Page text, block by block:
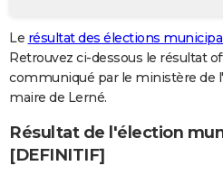
GUIDES D'ACHAT
BONS PLANS
CARTE DE VOEUX
Carte de Noël
Carte Bonne année
Carte Saint-Valentin
Carte Pâques
Carte d'anniversaire
DICTIONNAIRE
Le résultat des élections
Retrouvez ci-dessous le résultat
communiqué par le ministère de
maire de Lerné.
Résultat de l'élection
[DEFINITIF]